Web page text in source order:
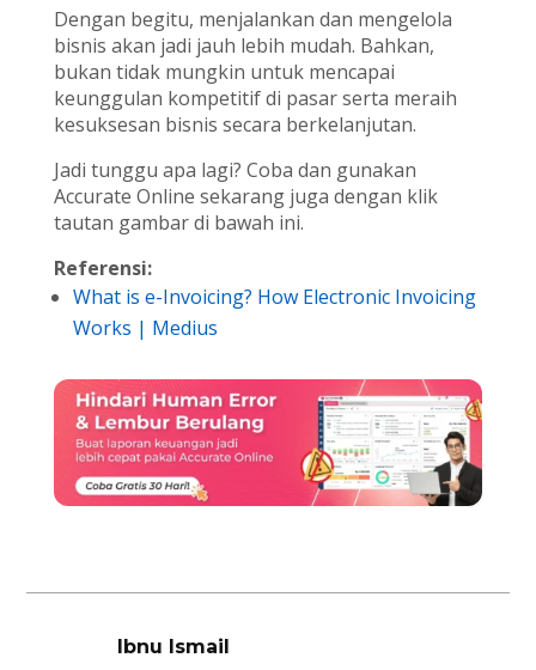
Dengan begitu, menjalankan dan mengelola
bisnis akan jadi jauh lebih mudah. Bahkan,
bukan tidak mungkin untuk mencapai
keunggulan kompetitif di pasar serta meraih
kesuksesan bisnis secara berkelanjutan.
Jadi tunggu apa lagi? Coba dan gunakan
Accurate Online sekarang juga dengan klik
tautan gambar di bawah ini.
Referensi:
What is e-Invoicing? How Electronic Invoicing
Works | Medius
Ibnu Ismail